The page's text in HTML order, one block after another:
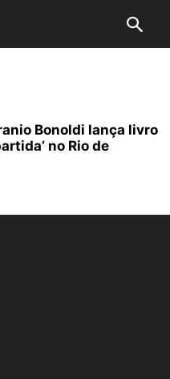
Bonoldi lança livro
no Rio de